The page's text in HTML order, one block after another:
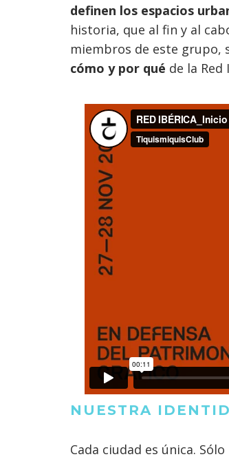
definen los espacios
historia, que al fin y al
miembros de este grupo,
cómo y por qué de la
NUESTRA
Cada ciudad es única.